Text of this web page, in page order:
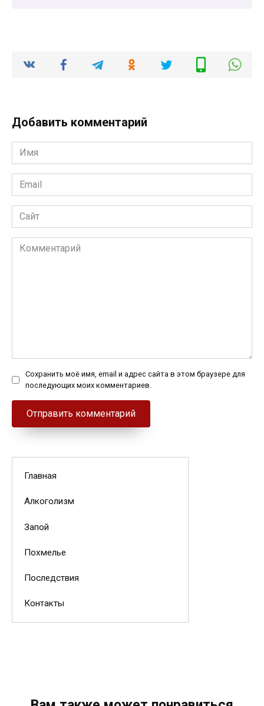
Добавить комментарий
Имя
*
Email
*
Сайт
Комментарий
Сохранить моё имя, email и адрес сайта в этом браузере для
последующих моих комментариев.
Главная
Алкоголизм
Запой
Похмелье
Последствия
Контакты